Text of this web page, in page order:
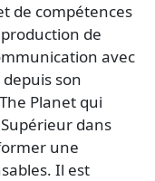
de compétences
de
avec
son
Planet qui
dans
une
Il est